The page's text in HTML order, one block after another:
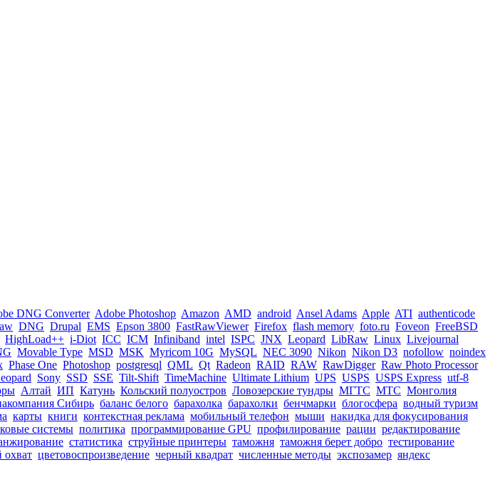
DNG Converter Adobe Photoshop Amazon AMD android Ansel Adams Apple ATI authenticode
DNG Drupal EMS Epson 3800 FastRawViewer Firefox flash memory foto.ru Foveon FreeBSD
HighLoad++ i-Diot ICC ICM Infiniband intel ISPC JNX Leopard LibRaw Linux Livejournal
Movable Type MSD MSK Myricom 10G MySQL NEC 3090 Nikon Nikon D3 nofollow noindex
Phase One Photoshop postgresql QML Qt Radeon RAID RAW RawDigger Raw Photo Processor
Sony SSD SSE Tilt-Shift TimeMachine Ultimate Lithium UPS USPS USPS Express utf-8
Алтай ИП Катунь Кольский полуостров Ловозерские тундры МГТС МТС Монголия
Сибирь баланс белого барахолка барахолки бенчмарки блогосфера водный туризм
карты книги контекстная реклама мобильный телефон мыши накидка для фокусирования
системы политика программирование GPU профилирование рации редактирование
статистика струйные принтеры таможня таможня берет добро тестирование
охват цветовоспроизведение черный квадрат численные методы экспозамер яндекс